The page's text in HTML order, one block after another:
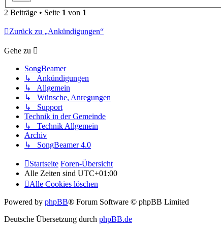
2 Beiträge • Seite 1 von 1
Zurück zu „Ankündigungen“
Gehe zu
SongBeamer
↳ Ankündigungen
↳ Allgemein
↳ Wünsche, Anregungen
↳ Support
Technik in der Gemeinde
↳ Technik Allgemein
Archiv
↳ SongBeamer 4.0
Startseite Foren-Übersicht
Alle Zeiten sind UTC+01:00
Alle Cookies löschen
Powered by phpBB® Forum Software © phpBB Limited
Deutsche Übersetzung durch phpBB.de